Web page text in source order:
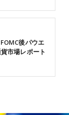
後パウエ
市場レポート